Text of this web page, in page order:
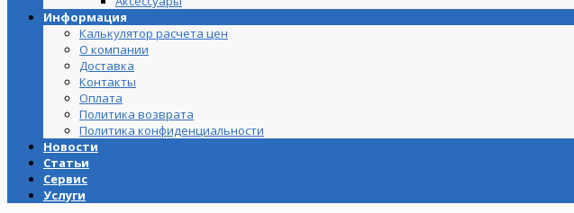
Информация
Калькулятор расчета цен
О компании
Доставка
Контакты
Оплата
Политика возврата
Политика конфиденциальности
Новости
Статьи
Сервис
Услуги